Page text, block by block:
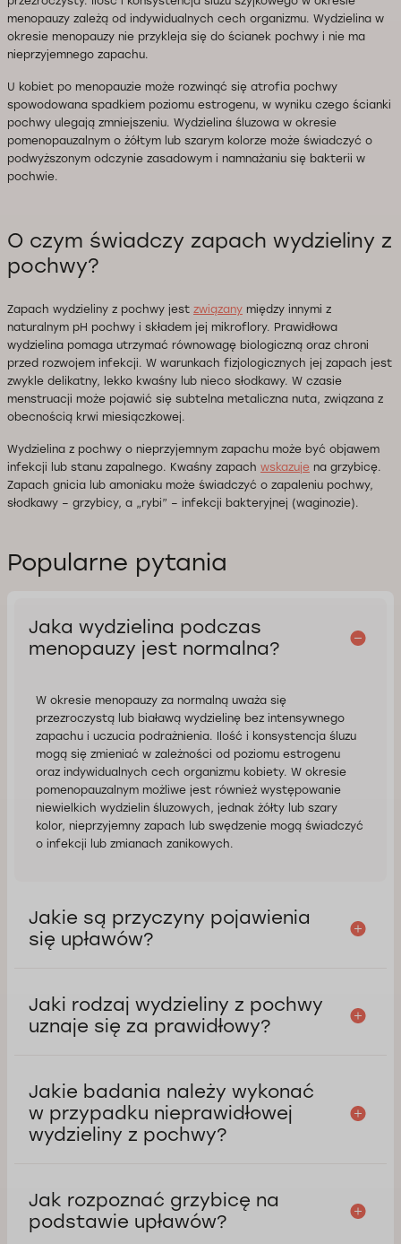
menopauzy zależą od indywidualnych cech organizmu. Wydzielina w
okresie menopauzy nie przykleja się do ścianek pochwy i nie ma
nieprzyjemnego zapachu.
U kobiet po menopauzie może rozwinąć się atrofia pochwy
spowodowana spadkiem poziomu estrogenu, w wyniku czego ścianki
pochwy ulegają zmniejszeniu. Wydzielina śluzowa w okresie
pomenopauzalnym o żółtym lub szarym kolorze może świadczyć o
podwyższonym odczynie zasadowym i namnażaniu się bakterii w
pochwie.
O czym świadczy zapach wydzieliny z
pochwy?
Zapach wydzieliny z pochwy jest związany między innymi z
naturalnym pH pochwy i składem jej mikroflory. Prawidłowa
wydzielina pomaga utrzymać równowagę biologiczną oraz chroni
przed rozwojem infekcji. W warunkach fizjologicznych jej zapach jest
zwykle delikatny, lekko kwaśny lub nieco słodkawy. W czasie
menstruacji może pojawić się subtelna metaliczna nuta, związana z
obecnością krwi miesiączkowej.
Wydzielina z pochwy o nieprzyjemnym zapachu może być objawem
infekcji lub stanu zapalnego. Kwaśny zapach wskazuje na grzybicę.
Zapach gnicia lub amoniaku może świadczyć o zapaleniu pochwy,
słodkawy – grzybicy, a „rybi” – infekcji bakteryjnej (waginozie).
Popularne pytania
Jaka wydzielina podczas
menopauzy jest normalna?
W okresie menopauzy za normalną uważa się
przezroczystą lub białawą wydzielinę bez intensywnego
zapachu i uczucia podrażnienia. Ilość i konsystencja śluzu
mogą się zmieniać w zależności od poziomu estrogenu
oraz indywidualnych cech organizmu kobiety. W okresie
pomenopauzalnym możliwe jest również występowanie
niewielkich wydzielin śluzowych, jednak żółty lub szary
kolor, nieprzyjemny zapach lub swędzenie mogą świadczyć
o infekcji lub zmianach zanikowych.
Jakie są przyczyny pojawienia
się upławów?
Jaki rodzaj wydzieliny z pochwy
uznaje się za prawidłowy?
Jakie badania należy wykonać
w przypadku nieprawidłowej
wydzieliny z pochwy?
Jak rozpoznać grzybicę na
podstawie upławów?